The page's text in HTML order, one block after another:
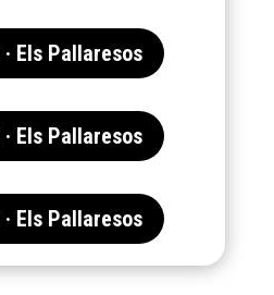
Els Pallaresos
Els Pallaresos
Els Pallaresos